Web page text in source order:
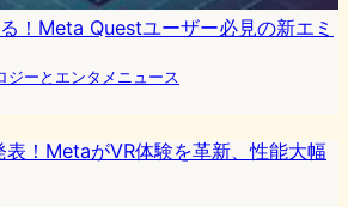
！Meta Questユーザー必見の新エミ
ジーとエンタメニュース
！MetaがVR体験を革新、性能大幅